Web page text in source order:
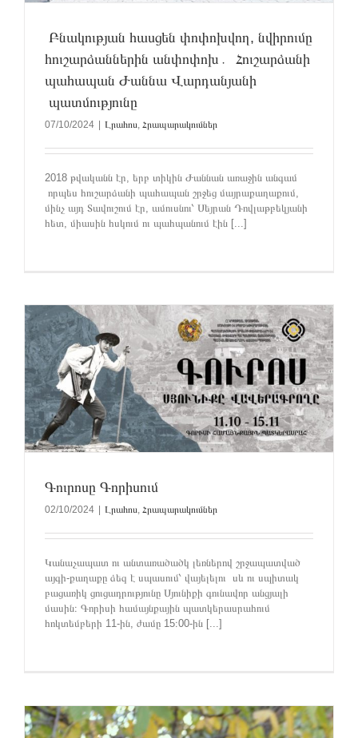
Բնակության հասցեն փոփոխվող, նվիրումը
հուշարձաններին անփոփոխ․ Հուշարձանի
պահապան Ժաննա Վարդանյանի
պատմությունը
07/10/2024 Լրահոս, Հրապարակումներ
2018 թվականն էր, երբ տիկին Ժաննան առաջին անգամ
որպես հուշարձանի պահապան շրջեց մայրաքաղաքում,
մինչ այդ Տավուշում էր, ամուսնու՝ Սեյրան Դովլաթբեկյանի
հետ, միասին հսկում ու պահպանում էին [...]
Գուրոսը Գորիսում
02/10/2024 | Լրահոս Հրապարակումներ
Կանաչապատ ու անտառածածկ լեռներով շրջապատված
այգի-քաղաքը ձեզ է սպասում՝ վայելելու սև ու սպիտակ
բացառիկ ցուցադրությունը Սյունիքի գունավոր անցյալի
մասին։ Գորիսի համայնքային պատկերասրահում
հոկտեմբերի 11-ին, ժամը 15։00-ին [...]